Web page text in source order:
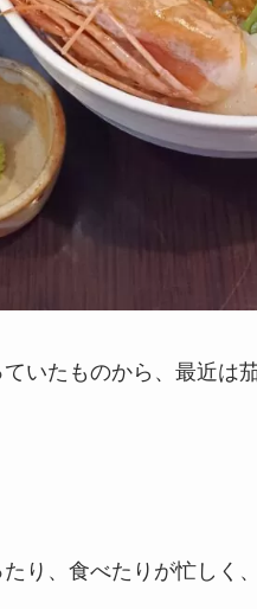
いたものから、最近は
り、食べたりが忙しく